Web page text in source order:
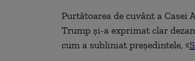
Purtătoarea de cuvânt a Casei
Trump şi-a exprimat clar
cum a subliniat preşedintele, «